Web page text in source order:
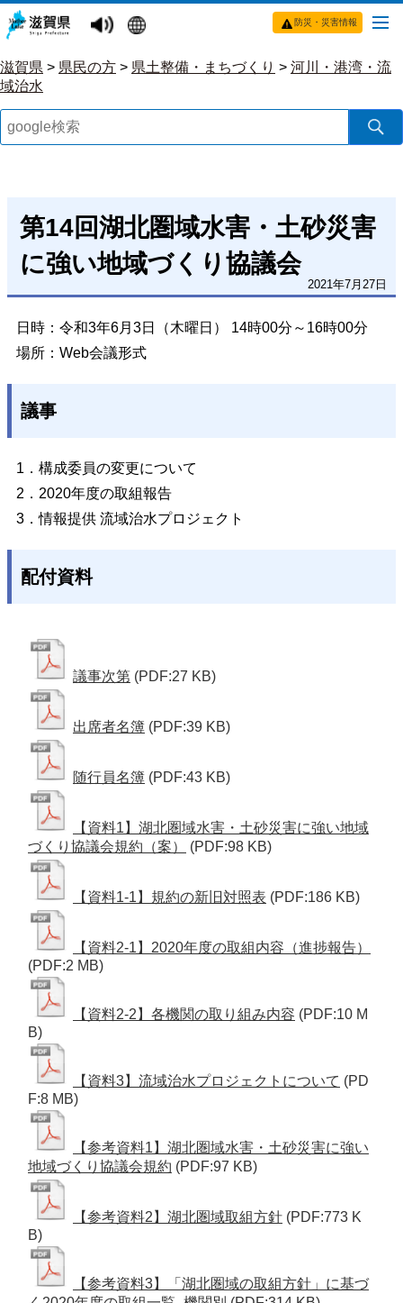
防災・災害情報
滋賀県 > 県民の方 > 県土整備・まちづくり > 河川・港湾・流
域治水
第14回湖北圏域水害・土砂災害
に強い地域づくり協議会
2021年7月27日
日時：令和3年6月3日（木曜日） 14時00分～16時00分
場所：Web会議形式
議事
1．構成委員の変更について
2．2020年度の取組報告
3．情報提供 流域治水プロジェクト
配付資料
議事次第 (PDF:27 KB)
出席者名簿 (PDF:39 KB)
随行員名簿 (PDF:43 KB)
【資料1】湖北圏域水害・土砂災害に強い地域
づくり協議会規約（案）
(PDF:98 KB)
【資料1-1】規約の新旧対照表 (PDF:186 KB)
【資料2-1】2020年度の取組内容（進捗報告）
(PDF:2 MB)
【資料2-2】各機関の取り組み内容 (PDF:10 M
B)
【資料3】流域治水プロジェクトについて (PD
F:8 MB)
【参考資料1】湖北圏域水害・土砂災害に強い
地域づくり協議会規約 (PDF:97 KB)
【参考資料2】湖北圏域取組方針 (PDF:773 K
B)
【参考資料3】「湖北圏域の取組方針」に基づ